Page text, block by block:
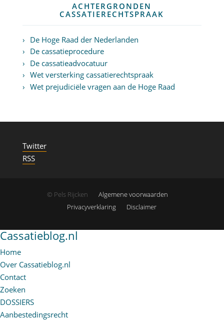
ACHTERGRONDEN
CASSATIERECHTSPRAAK
De Hoge Raad der Nederlanden
De cassatieprocedure
De cassatieadvocatuur
Wet versterking cassatierechtspraak
Wet prejudiciële vragen aan de Hoge Raad
Twitter
RSS
© Pels Rijcken
Algemene voorwaarden
Privacyverklaring
Disclaimer
Cassatieblog.nl
Home
Over Cassatieblog.nl
Contact
Zoeken
DOSSIERS
Aanbestedingsrecht